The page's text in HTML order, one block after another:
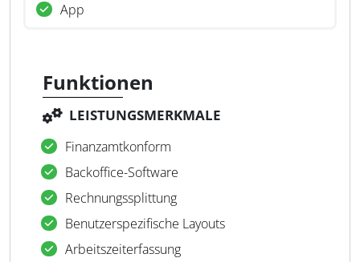
App
Funktionen
LEISTUNGSMERKMALE
Finanzamtkonform
Backoffice-Software
Rechnungssplittung
Benutzerspezifische Layouts
Arbeitszeiterfassung